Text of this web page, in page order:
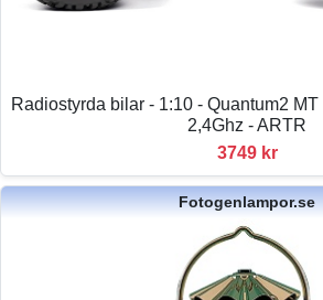
Radiostyrda bilar - 1:10 - Quantum2
2,4Ghz - ARTR
3749 kr
Fotogenlampor.se